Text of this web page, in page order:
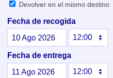
Devolver en el mismo destino
Fecha de recogida
10Ago2026
Fecha de entrega
11Ago2026